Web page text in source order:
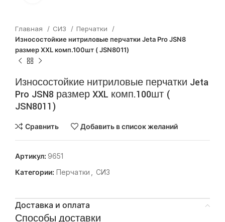
Главная СИЗ
Перчатки
Износостойкие нитриловые перчатки Jeta Pro JSN8
размер XXL комп.100шт ( JSN8011)
Износостойкие нитриловые перчатки Jeta
Pro JSN8 размер XXL комп.100шт (
JSN8011)
Сравнить Добавить в список желаний
Артикул: 9651
Категории: Перчатки СИЗ
Доставка и оплата
Способы доставки